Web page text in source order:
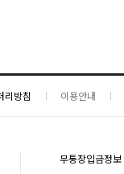
리방침 이용안내
무통장입금정보